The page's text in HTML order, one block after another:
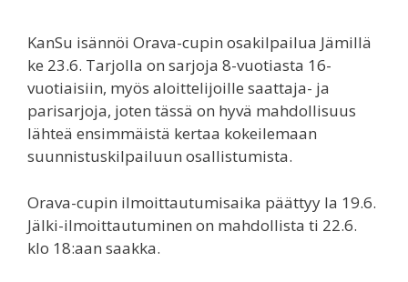
KanSu isännöi Orava-cupin osakilpailua Jämillä
ke 23.6. Tarjolla on sarjoja 8-vuotiasta 16-
vuotiaisiin, myös aloittelijoille saattaja- ja
parisarjoja, joten tässä on hyvä mahdollisuus
lähteä ensimmäistä kertaa kokeilemaan
suunnistuskilpailuun osallistumista.
Orava-cupin ilmoittautumisaika päättyy la 19.6.
Jälki-ilmoittautuminen on mahdollista ti 22.6.
klo 18:aan saakka.